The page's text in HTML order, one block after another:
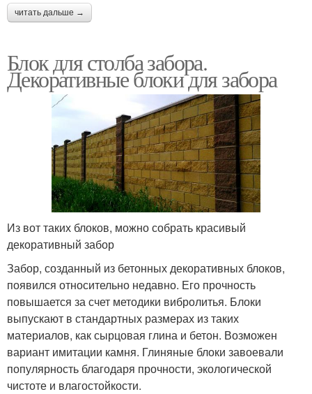
читать дальше →
Блок для столба забора.
Декоративные блоки для забора
Из вот таких блоков, можно собрать красивый
декоративный забор
Забор, созданный из бетонных декоративных блоков,
появился относительно недавно. Его прочность
повышается за счет методики вибролитья. Блоки
выпускают в стандартных размерах из таких
материалов, как сырцовая глина и бетон. Возможен
вариант имитации камня. Глиняные блоки завоевали
популярность благодаря прочности, экологической
чистоте и влагостойкости.